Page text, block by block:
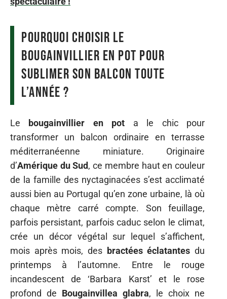
Pourquoi choisir le
bougainvillier en pot pour
sublimer son balcon toute
l’année ?
Le bougainvillier en pot a le chic pour
transformer un balcon ordinaire en terrasse
méditerranéenne miniature. Originaire
d’Amérique du Sud, ce membre haut en couleur
de la famille des nyctaginacées s’est acclimaté
aussi bien au Portugal qu’en zone urbaine, là où
chaque mètre carré compte. Son feuillage,
parfois persistant, parfois caduc selon le climat,
crée un décor végétal sur lequel s’affichent,
mois après mois, des bractées éclatantes du
printemps à l’automne. Entre le rouge
incandescent de ‘Barbara Karst’ et le rose
profond de Bougainvillea glabra, le choix ne